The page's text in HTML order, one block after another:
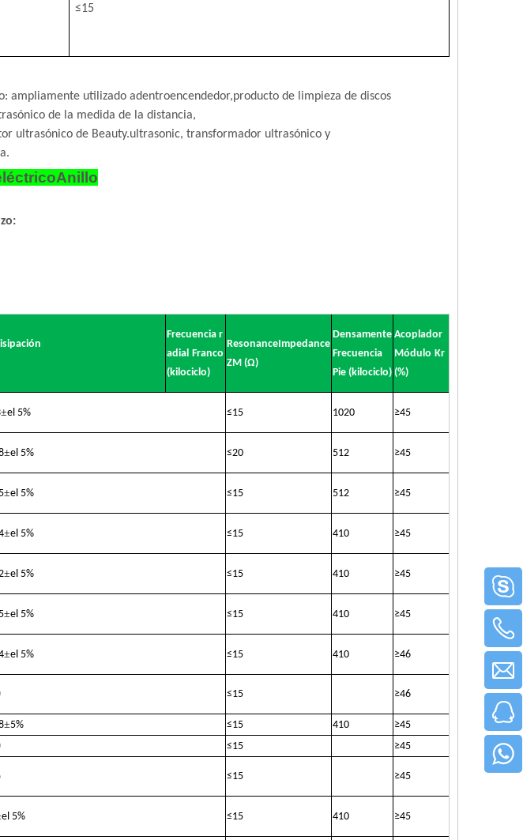
≤15
ampliamente utilizado adentroencendedor,producto de limpieza de discos
de la medida de la distancia,
ultrasónico de Beauty.ultrasonic, transformador ultrasónico y
Anillo
:
Frecuencia r
adial Franco
(kilociclo)
ResonanceImpedance
ZM (Ω)
Densamente
Frecuencia
Pie (kilociclo)
Acoplador
Módulo Kr
(%)
±el 5% ≤15 1020 ≥45
±el 5% ≤20 512 ≥45
±el 5% ≤15 512 ≥45
±el 5% ≤15 410 ≥45
±el 5% ≤15 410 ≥45
±el 5% ≤15 410 ≥45
±el 5% ≤15 410 ≥46
≤15 ≥46
±5% ≤15 410 ≥45
≤15 ≥45
≤15 ≥45
el 5% ≤15 410 ≥45